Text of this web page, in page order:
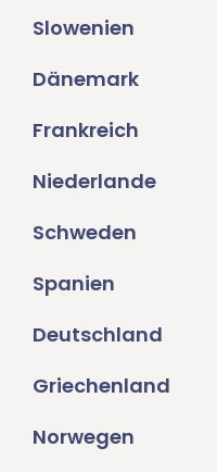
Slowenien
Dänemark
Frankreich
Niederlande
Schweden
Spanien
Deutschland
Griechenland
Norwegen